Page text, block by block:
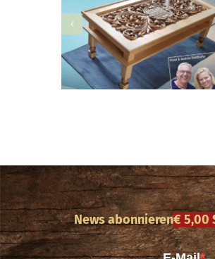
Das neue
Kursprogramm
2026 ist da!
News abonnieren€ 5,00